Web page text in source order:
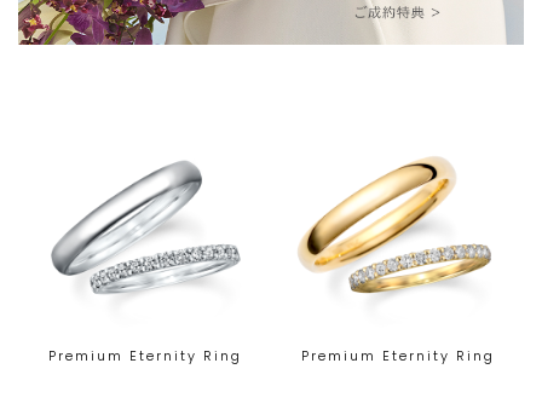
Premium Eternity Ring Premium Eternity Ring